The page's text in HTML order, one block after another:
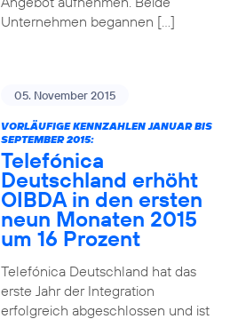
Unternehmen begannen […]
05. November 2015
VORLÄUFIGE KENNZAHLEN JANUAR BIS
SEPTEMBER 2015:
Telefónica
Deutschland erhöht
OIBDA in den ersten
neun Monaten 2015
um 16 Prozent
Telefónica Deutschland hat das
erste Jahr der Integration
erfolgreich abgeschlossen und ist